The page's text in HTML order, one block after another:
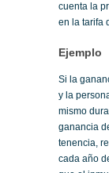
cuenta la
en la tarifa
Ejemplo
Si la
y la
mismo
ganancia
tenencia,
cada año